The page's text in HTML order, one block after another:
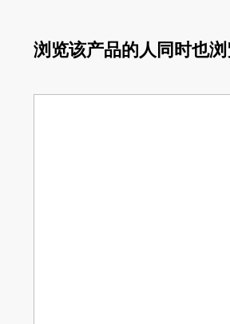
浏览该产品的人同时也